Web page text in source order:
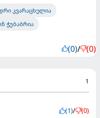
კვარაცხელია
ჭუბაბრია
(0)/ (0)
1
(1)/ (0)